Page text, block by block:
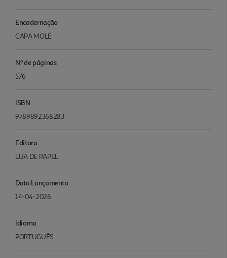
Encadernação
CAPA MOLE
Nº de páginas
576
ISBN
9789892368283
Editora
LUA DE PAPEL
Data Lançamento
14-04-2026
Idioma
PORTUGUÊS